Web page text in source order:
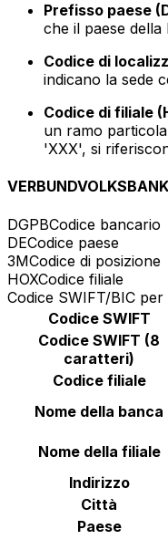
Prefisso paese
che il paese della
Codice di
indicano la sede
Codice di filiale
un ramo
'XXX', si
DGPBCodice bancario
DECodice paese
3MCodice di posizione
HOXCodice filiale
Codice SWIFT/BIC per
Codice SWIFT
Codice SWIFT (8
caratteri)
Codice filiale
Nome della banca
Nome della filiale
Indirizzo
Città
Paese